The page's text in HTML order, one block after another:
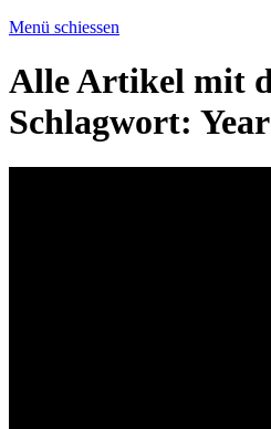
Menü schiessen
Alle Artikel mit
Schlagwort: